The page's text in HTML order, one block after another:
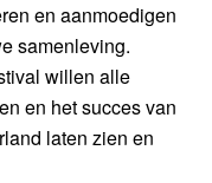
en aanmoedigen
samenleving.
willen alle
en het succes van
laten zien en